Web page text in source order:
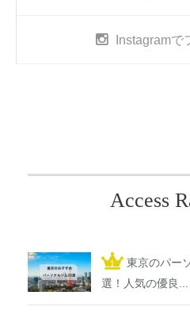
Instagramで
Access
東京のパー
選！人気の優良...